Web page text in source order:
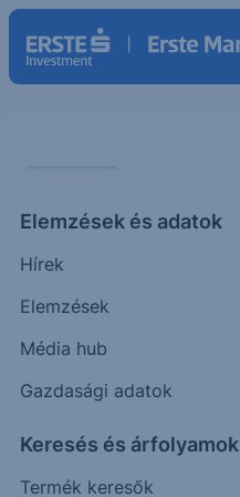
Elemzések és adatok
Hírek
Elemzések
Média hub
Gazdasági adatok
Keresés és árfolyamok
Termék keresők
FedEx a
növelése
ERSTE UZSONNA
|2026. március 24. 14:55
A FedEx új, SameDay